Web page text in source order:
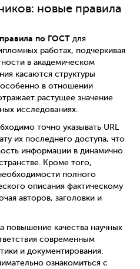
новые правила
по ГОСТ для
работах, подчеркивая
в академическом
касаются структуры
в отношении
растущее значение
исследованиях.
точно указывать URL
их последнего доступа, что
информации в динамично
Кроме того,
полного
описания фактическому
авторов, заголовки и
повышение качества научных
современным
и документирования.
ознакомиться с